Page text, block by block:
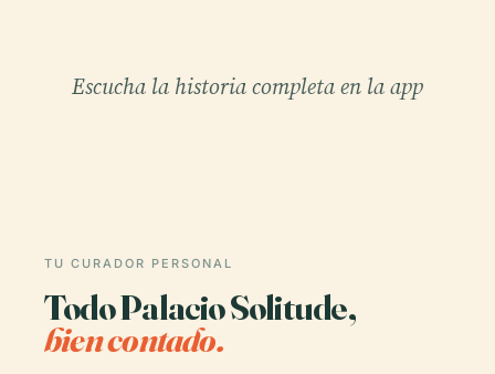
Escucha la historia completa en la app
TU CURADOR PERSONAL
Todo Palacio Solitude,
bien contado.